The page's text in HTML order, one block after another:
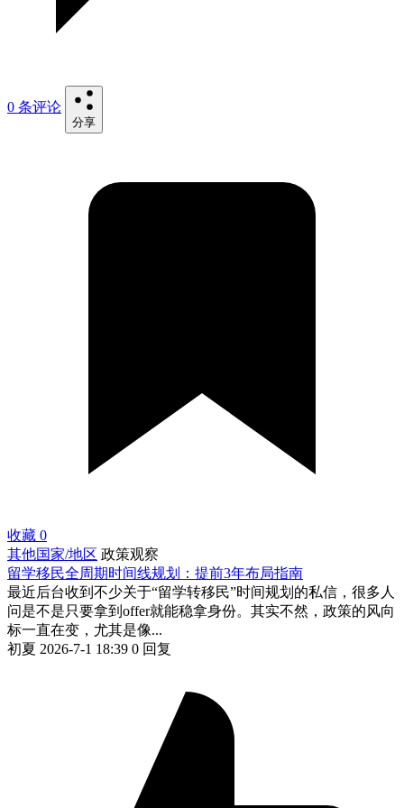
0 条评论
分享
收藏 0
其他国家/地区 政策观察
留学移民全周期时间线规划：提前3年布局指南
最近后台收到不少关于“留学转移民”时间规划的私信，很多人
问是不是只要拿到offer就能稳拿身份。其实不然，政策的风向
标一直在变，尤其是像...
初夏 2026-7-1 18:39 0 回复